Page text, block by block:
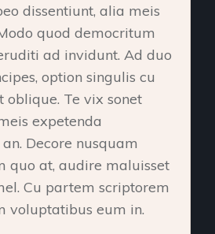
dissentiunt, alia meis
quod democritum
ad invidunt. Ad duo
option singulis cu
oblique. Te vix sonet
expetenda
Decore nusquam
quo at, audire maluisset
Cu partem scriptorem
voluptatibus eum in.